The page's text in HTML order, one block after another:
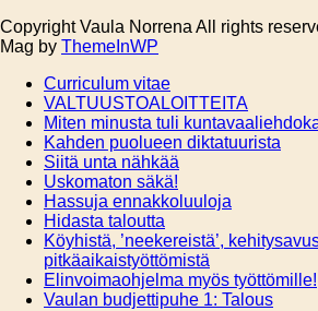
Copyright Vaula Norrena All rights
Mag by ThemeInWP
Curriculum vitae
VALTUUSTOALOITTEITA
Miten minusta tuli
Kahden puolueen diktatuurista
Siitä unta nähkää
Uskomaton säkä!
Hassuja ennakkoluuloja
Hidasta taloutta
Köyhistä, ’neekereistä’,
pitkäaikaistyöttömistä
Elinvoimaohjelma myös työttömille!
Vaulan budjettipuhe 1: Talous